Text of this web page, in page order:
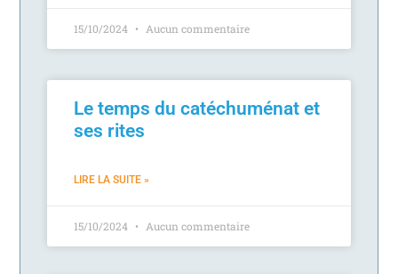
15/10/2024 Aucun commentaire
Le temps du catéchuménat et
ses rites
LIRE LA SUITE »
15/10/2024 Aucun commentaire